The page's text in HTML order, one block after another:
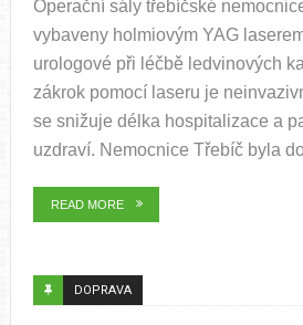
Operační sály třebíčské
vybaveny holmiovým YAG
urologové při léčbě ledvinových
zákrok pomocí laseru je
se snižuje délka hospitalizace a
uzdraví. Nemocnice Třebíč byla
READ MORE
DOPRAVA